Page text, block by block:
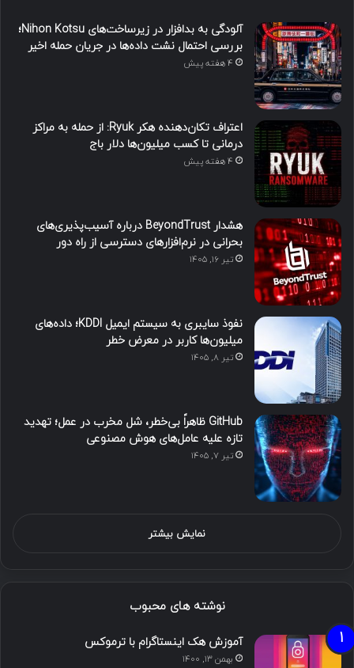
آلودگی به بدافزار در زیرساخت‌های Nihon Kotsu؛
بررسی احتمال نشت داده‌ها در جریان حمله اخیر
4 هفته پیش
اعتراف تکان‌دهنده هکر Ryuk: از حمله به مراکز
درمانی تا کسب میلیون‌ها دلار باج
4 هفته پیش
هشدار BeyondTrust درباره آسیب‌پذیری‌های
بحرانی در نرم‌افزارهای دسترسی از راه دور
تیر ۱۶, ۱۴۰۵
نفوذ سایبری به سیستم ایمیل KDDI؛ داده‌های
میلیون‌ها کاربر در معرض خطر
تیر ۸, ۱۴۰۵
GitHub ظاهراً بی‌خطر، شل مخرب در عمل؛ تهدید
تازه علیه عامل‌های هوش مصنوعی
تیر ۷, ۱۴۰۵
نمایش بیشتر
نوشته های محبوب
آموزش هک اینستاگرام با ترموکس
بهمن ۱۳, ۱۴۰۰